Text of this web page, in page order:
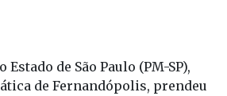
de São Paulo (PM-SP),
de Fernandópolis, prendeu